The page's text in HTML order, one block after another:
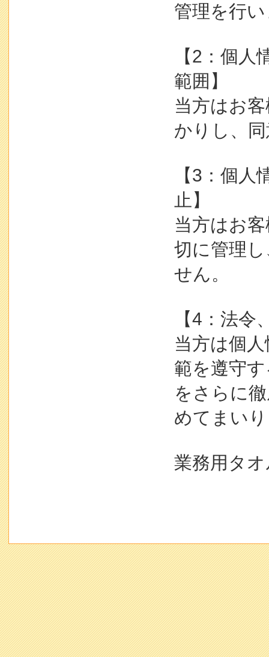
管理を行
【2：個
範囲】
当方はお
かりし、
【3：個
止】
当方はお
切に管理
せん。
【4：法
当方は個
範を遵守
をさらに
めてまい
業務用タ